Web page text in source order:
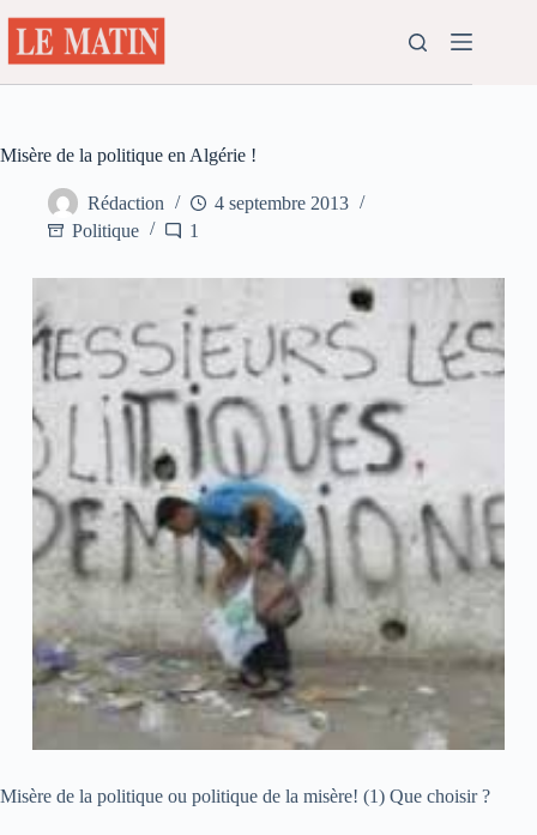
au
contenu
Misère de la politique en Algérie !
Rédaction
4 septembre 2013
Politique
1
Misère de la politique ou politique de la misère! (1) Que choisir ?